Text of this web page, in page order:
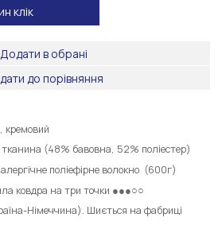
клік
Додати в обрані
до порівняння
кремовий
(48% бавовна, 52% поліестер)
поліефірне волокно (600г)
ковдра на три точки ●●●○○
Німеччина). Шиється на фабриці